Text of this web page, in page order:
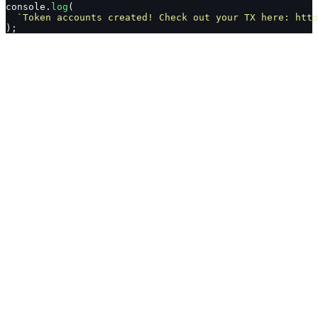
console. log (
`Token accounts created! Check out your TX here:
);